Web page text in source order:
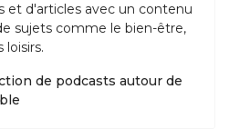
et d'articles avec un contenu
sujets comme le bien-être,
loisirs.
de podcasts autour de